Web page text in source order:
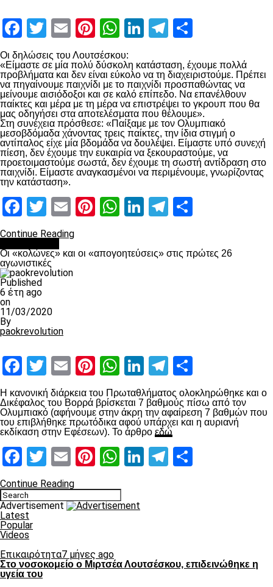
Facebook
Twitter
EmailPinterest
WhatsApp
LinkedIn
Telegram
Οι δηλώσεις του Λουτσέσκου:
«Είμαστε σε μία πολύ δύσκολη κατάσταση, έχουμε πολλά
προβλήματα και δεν είναι εύκολο να τη διαχειριστούμε. Πρέπει
να πηγαίνουμε παιχνίδι με το παιχνίδι προσπαθώντας να
μείνουμε αισιόδοξοι και σε καλό επίπεδο. Να επανέλθουν
παίκτες και μέρα με τη μέρα να επιστρέψει το γκρουπ που θα
μας οδηγήσει στα αποτελέσματα που θέλουμε».
Στη συνέχεια πρόσθεσε: «Παίξαμε με τον Ολυμπιακό
μεσοβδόμαδα χάνοντας τρεις παίκτες, την ίδια στιγμή ο
αντίπαλος είχε μία βδομάδα να δουλέψει. Είμαστε υπό συνεχή
πίεση, δεν έχουμε την ευκαιρία να ξεκουραστούμε, να
προετοιμαστούμε σωστά, δεν έχουμε τη σωστή αντίδραση στο
παιχνίδι. Είμαστε αναγκασμένοι να περιμένουμε, γνωρίζοντας
την κατάσταση».
Facebook
Twitter
EmailPinterest
WhatsApp
LinkedIn
Telegram
Continue Reading
Οι «κολώνες» και οι «απογοητεύσεις» στις πρώτες 26
αγωνιστικές
Published
6 έτη ago
on
11/03/2020
By
paokrevolution
Facebook
Twitter
EmailPinterest
WhatsApp
LinkedIn
Telegram
Η κανονική διάρκεια του Πρωταθλήματος ολοκληρώθηκε και ο
Δικέφαλος του Βορρά βρίσκεται 7 βαθμούς πίσω από τον
Ολυμπιακό (αφήνουμε στην άκρη την αφαίρεση 7 βαθμών που
του επιβλήθηκε πρωτόδικα αφού υπάρχει και η αυριανή
εκδίκαση στην Εφέσεων). Το άρθρο εδώ
Facebook
Twitter
EmailPinterest
WhatsApp
LinkedIn
Telegram
Continue Reading
Advertisement
Latest
Popular
Videos
Επικαιρότητα7 μήνες ago
Στο νοσοκομείο ο Μιρτσέα Λουτσέσκου, επιδεινώθηκε η
υγεία του